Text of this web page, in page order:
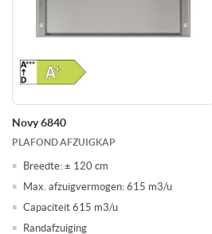
Novy 6840
PLAFOND AFZUIGKAP
Breedte: ± 120 cm
Max. afzuigvermogen: 615 m3/u
Capaciteit 615 m3/u
Randafzuiging